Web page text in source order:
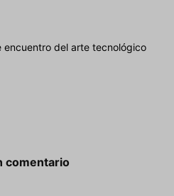
encuentro del arte tecnológico
comentario